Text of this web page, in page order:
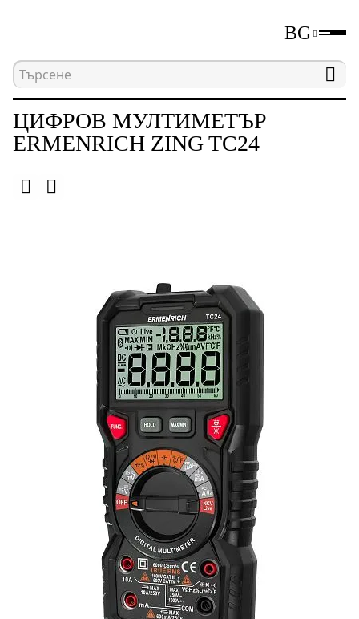
BG
Начална страница Електрически
ЦИФРОВ МУЛТИМЕТЪР
ERMENRICH ZING TC24